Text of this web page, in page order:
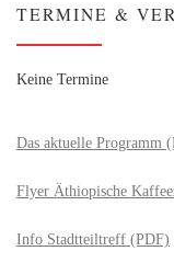
TERMINE &
Keine Termine
Das aktuelle Programm
Flyer Äthiopische
Info Stadtteiltreff (PDF)